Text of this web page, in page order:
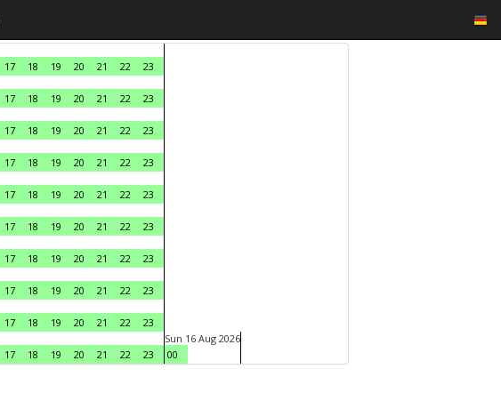
17 18 19 20 21 22
23
17 18 19 20 21 22
23
17 18 19 20 21 22
23
17 18 19 20 21 22
23
17 18 19 20 21 22
23
17 18 19 20 21 22
23
17 18 19 20 21 22
23
17 18 19 20 21 22
23
17 18 19 20 21 22
23
17 18 19 20 21 22 23
Sun 16 Aug 2026
00